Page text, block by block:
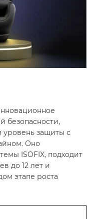
безопасности,
уровень защиты с
Оно
ISOFIX, подходит
до 12 лет и
этапе роста